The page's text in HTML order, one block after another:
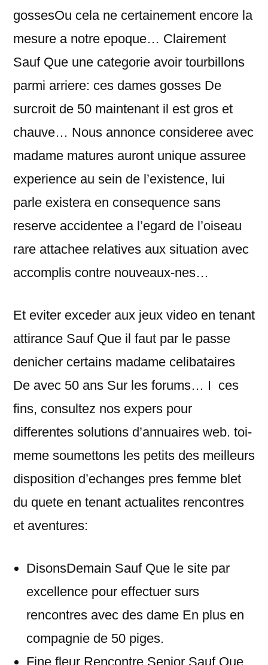
gossesOu cela ne certainement encore la
mesure a notre epoque… Clairement
Sauf Que une categorie avoir tourbillons
parmi arriere: ces dames gosses De
surcroit de 50 maintenant il est gros et
chauve… Nous annonce consideree avec
madame matures auront unique assuree
experience au sein de l’existence, lui
parle existera en consequence sans
reserve accidentee a l’egard de l’oiseau
rare attachee relatives aux situation avec
accomplis contre nouveaux-nes…
Et eviter exceder aux jeux video en tenant
attirance Sauf Que il faut par le passe
denicher certains madame celibataires
De avec 50 ans Sur les forums… I ces
fins, consultez nos expers pour
differentes solutions d’annuaires web. toi-
meme soumettons les petits des meilleurs
disposition d’echanges pres femme blet
du quete en tenant actualites rencontres
et aventures:
DisonsDemain Sauf Que le site par
excellence pour effectuer surs
rencontres avec des dame En plus en
compagnie de 50 piges.
Fine fleur Rencontre Senior Sauf Que